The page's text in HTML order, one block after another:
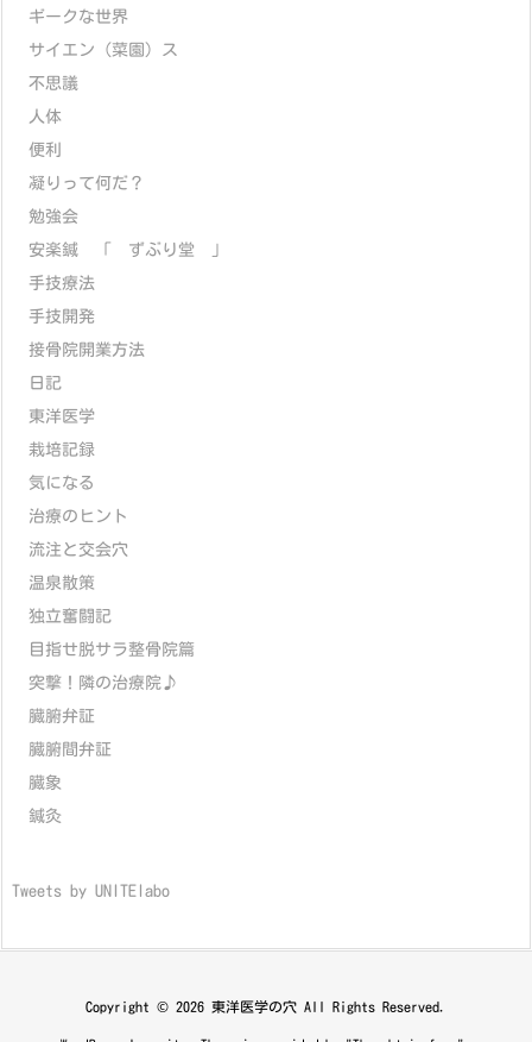
ギークな世界
サイエン（菜園）ス
不思議
人体
便利
凝りって何だ？
勉強会
安楽鍼 「 ずぶり堂 」
手技療法
手技開発
接骨院開業方法
日記
東洋医学
栽培記録
気になる
治療のヒント
流注と交会穴
温泉散策
独立奮闘記
目指せ脱サラ整骨院篇
突撃！隣の治療院♪
臓腑弁証
臓腑間弁証
臓象
鍼灸
Tweets by UNITElabo
Copyright © 2026 東洋医学の穴 All Rights Reserved.